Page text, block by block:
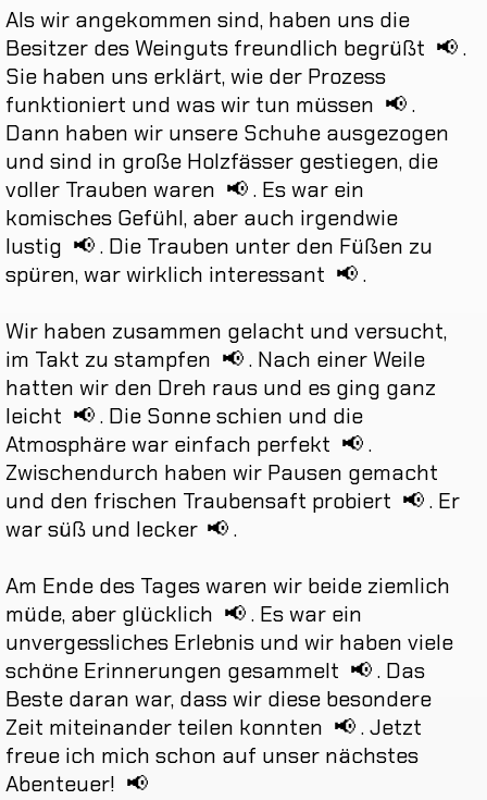
Alswir angekommen sind, haben uns die
Besitzer desWeinguts freundlich begrüßt 📢.
Sie haben uns erklärt,wie der Prozess
funktioniert und waswir tun müssen 📢.
Dann haben wir unsere Schuhe ausgezogen
und sind in große Holzfässer gestiegen, die
voller Trauben waren 📢. Eswar ein
komisches Gefühl, aber auch irgendwie
lustig 📢. Die Trauben unter den Füßen zu
spüren,warwirklich interessant 📢.
Wir haben zusammen gelacht und versucht,
im Takt zu stampfen 📢. Nach einerWeile
hatten wir den Dreh raus und es ging ganz
leicht 📢. Die Sonneschien und die
Atmosphärewar einfach perfekt 📢.
Zwischendurch haben wir Pausen gemacht
und den frischen Traubensaft probiert 📢. Er
warsüß und lecker 📢.
Am Ende des Tageswaren wir beide ziemlich
müde, aber glücklich 📢. Eswar ein
unvergessliches Erlebnis und wir haben viele
schöne Erinnerungen gesammelt 📢. Das
Beste daran war, dasswir diese besondere
Zeit miteinander teilen konnten 📢. Jetzt
freue ich mich schon auf unser nächstes
Abenteuer! 📢